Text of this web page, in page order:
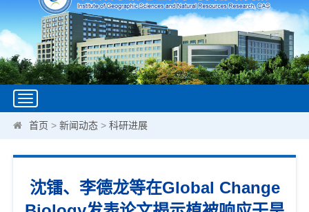
Toggle
navigation
首页 >新闻动态 >科研进展
沈镭、李德龙等在Global Change